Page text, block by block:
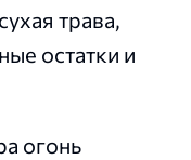
трава,
остатки и
огонь